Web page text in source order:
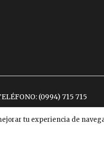
tu experiencia de
(0994) 715 715